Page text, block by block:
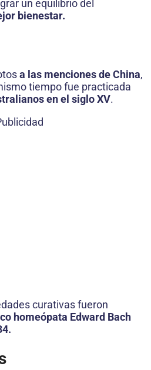
un equilibrio del
bienestar.
a las menciones de China,
tiempo fue practicada
en el siglo XV.
curativas fueron
homeópata Edward Bach